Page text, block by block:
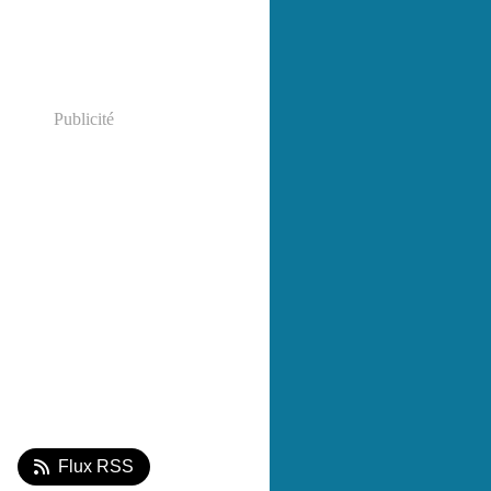
Publicité
Flux RSS